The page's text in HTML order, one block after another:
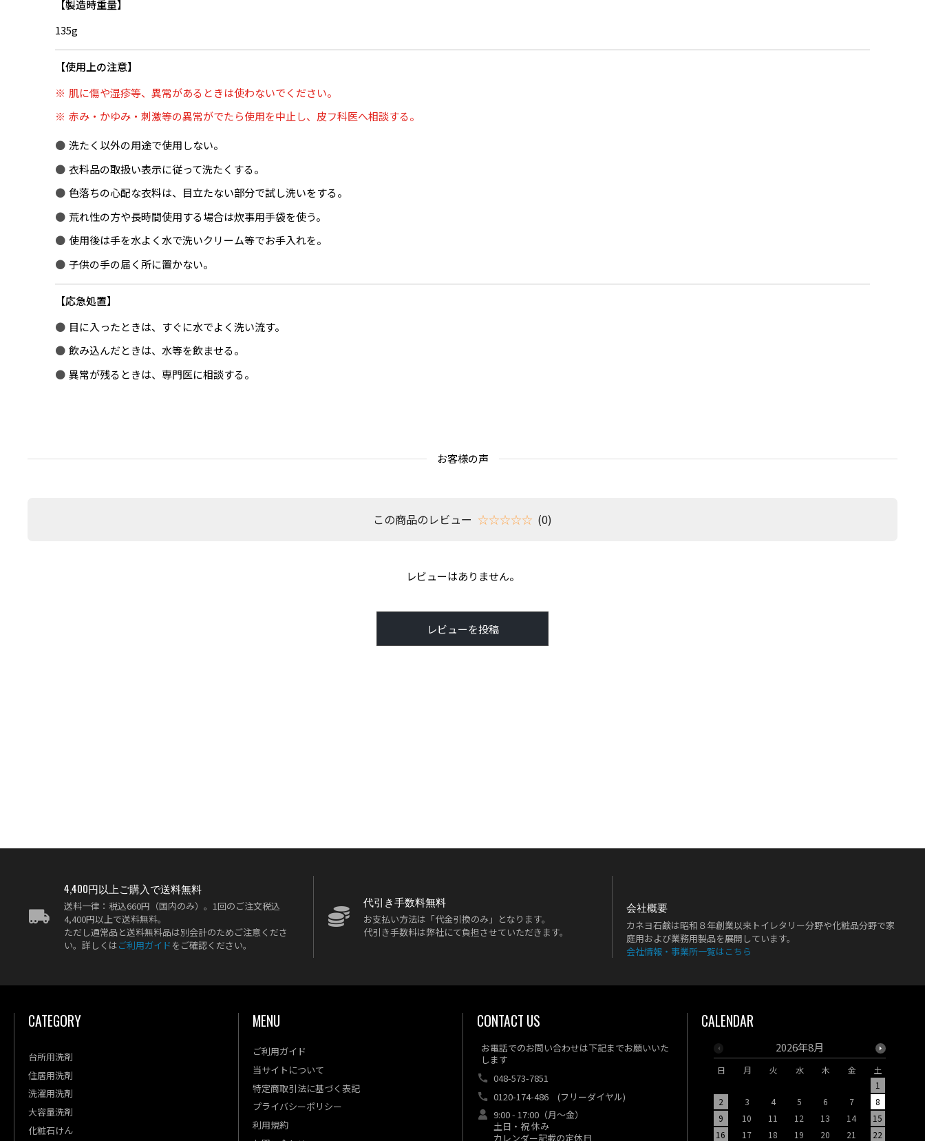
製造時重量
135g
使用上の注意
肌に傷や湿疹等、異常があるときは使わないでください。
赤み・かゆみ・刺激等の異常がでたら使用を中止し、皮フ科医へ相談する。
洗たく以外の用途で使用しない。
衣料品の取扱い表示に従って洗たくする。
色落ちの心配な衣料は、目立たない部分で試し洗いをする。
荒れ性の方や長時間使用する場合は炊事用手袋を使う。
使用後は手を水よく水で洗いクリーム等でお手入れを。
子供の手の届く所に置かない。
応急処置
目に入ったときは、すぐに水でよく洗い流す。
飲み込んだときは、水等を飲ませる。
異常が残るときは、専門医に相談する。
お客様の声
この商品のレビュー ☆☆☆☆☆ (0)
レビューはありません。
レビューを投稿
4,400円以上ご購入で送料無料
送料一律：税込660円（国内のみ）。1回のご注文税込
4,400円以上で送料無料。
ただし通常品と送料無料品は別会計のためご注意くださ
い。詳しくはご利用ガイド をご確認ください。
代引き手数料無料
お支払い方法は「代金引換のみ」となります。
代引き手数料は弊社にて負担させていただきます。
会社概要
カネヨ石鹸は昭和８年創業以来トイレタリー分野や化粧品分野で家
庭用および業務用製品を展開しています。
会社情報・事業所一覧はこちら
CATEGORY
台所用洗剤
住居用洗剤
洗濯用洗剤
大容量洗剤
化粧石けん
MENU
ご利用ガイド
当サイトについて
特定商取引法に基づく表記
プライバシーポリシー
利用規約
CONTACT US
お電話でのお問い合わせは下記までお願いいた
します
048-573-7851
0120-174-486 (フリーダイヤル)
9:00 - 17:00（月～金）
土日・祝 休み
カレンダー記載の定休日
CALENDAR
2026年8月
日 月 火 水 木 金
土
1
2
3 4 5 6 7
8
9
10 11 12 13 14
15
16
17 18 19 20 21 22